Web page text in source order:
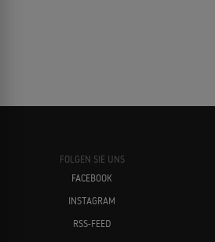
FOLGEN SIE UNS
FACEBOOK
INSTAGRAM
RSS-FEED